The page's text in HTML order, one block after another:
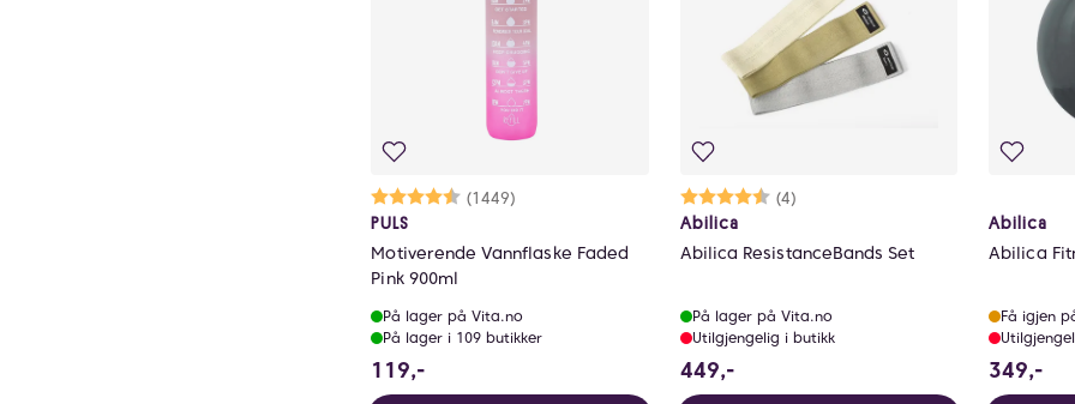
Karakter:
(1449)
4.7 av 5 mulige
PULS
Motiverende Vannflaske Faded
Pink 900ml
På lager på Vita.no
På lager i 109 butikker
119,-
Karakter:
(4)
4.8 av 5 mulige
Abilica
Abilica ResistanceBands Set
På lager på Vita.no
Utilgjengelig i butikk
449,-449 NOK
Abilica
Abilica
Få igjen
349,-